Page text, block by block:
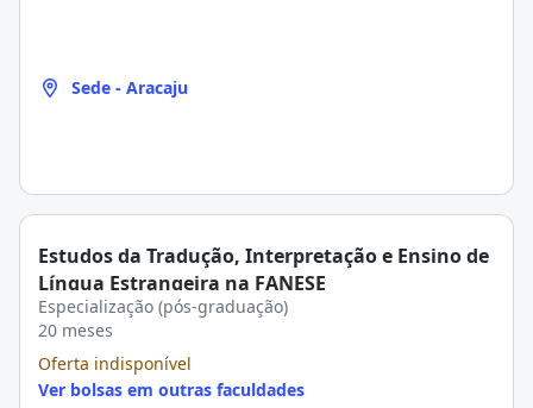
Sede - Aracaju
Estudos da Tradução, Interpretação e Ensino de
Língua Estrangeira na FANESE
Especialização (pós-graduação)
20 meses
Oferta indisponível
Ver bolsas em outras faculdades